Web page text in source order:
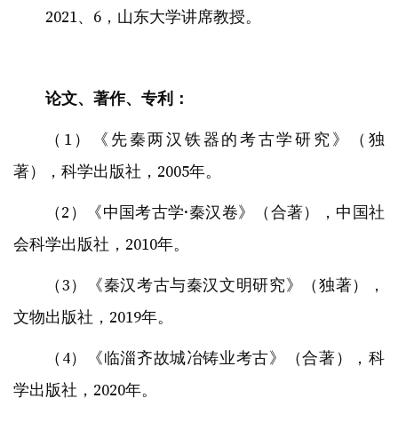
2021、6，山东大学讲席教授。
论文、著作、专利：
（1）《先秦两汉铁器的考古学研究》（独
著），科学出版社，2005年。
（2）《中国考古学·秦汉卷》（合著），中国社
会科学出版社，2010年。
（3）《秦汉考古与秦汉文明研究》（独著），
文物出版社，2019年。
（4）《临淄齐故城冶铸业考古》（合著），科
学出版社，2020年。